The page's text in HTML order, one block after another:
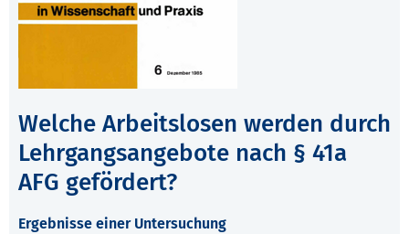
Welche Arbeitslosen werden durch
Lehrgangsangebote nach § 41a
AFG gefördert?
Ergebnisse einer Untersuchung